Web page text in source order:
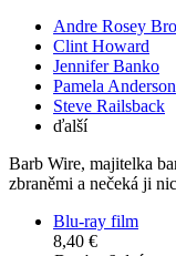
Andre Rosey
Clint Howard
Jennifer Banko
Pamela Anderson
Steve Railsback
ďalší
Barb Wire, majitelka
zbraněmi a nečeká ji
Blu-ray film
8,40 €